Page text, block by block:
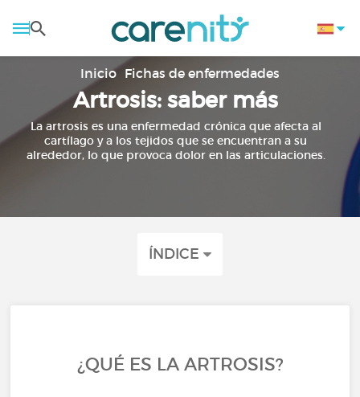
Inicio Fichas de enfermedades
Artrosis: saber más
La artrosis es una enfermedad crónica que afecta al
cartílago y a los tejidos que se encuentran a su
alrededor, lo que provoca dolor en las articulaciones.
ÍNDICE
¿QUÉ ES LA ARTROSIS?